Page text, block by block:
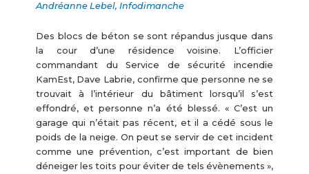
Andréanne Lebel, Infodimanche
Des blocs de béton se sont répandus jusque dans
la cour d’une résidence voisine. L’officier
commandant du Service de sécurité incendie
KamEst, Dave Labrie, confirme que personne ne se
trouvait à l’intérieur du bâtiment lorsqu’il s’est
effondré, et personne n’a été blessé. « C’est un
garage qui n’était pas récent, et il a cédé sous le
poids de la neige. On peut se servir de cet incident
comme une prévention, c’est important de bien
déneiger les toits pour éviter de tels évènements »,